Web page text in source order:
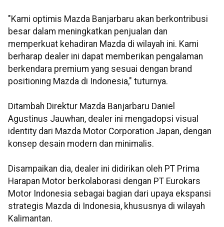
"Kami optimis Mazda Banjarbaru akan berkontribusi
besar dalam meningkatkan penjualan dan
memperkuat kehadiran Mazda di wilayah ini. Kami
berharap dealer ini dapat memberikan pengalaman
berkendara premium yang sesuai dengan brand
positioning Mazda di Indonesia," tuturnya.
Ditambah Direktur Mazda Banjarbaru Daniel
Agustinus Jauwhan, dealer ini mengadopsi visual
identity dari Mazda Motor Corporation Japan, dengan
konsep desain modern dan minimalis.
Disampaikan dia, dealer ini didirikan oleh PT Prima
Harapan Motor berkolaborasi dengan PT Eurokars
Motor Indonesia sebagai bagian dari upaya ekspansi
strategis Mazda di Indonesia, khususnya di wilayah
Kalimantan.